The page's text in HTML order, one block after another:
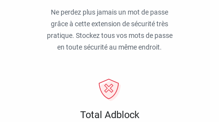
Ne perdez plus jamais un mot de passe
grâce à cette extension de sécurité très
pratique. Stockez tous vos mots de passe
en toute sécurité au même endroit.
Total Adblock